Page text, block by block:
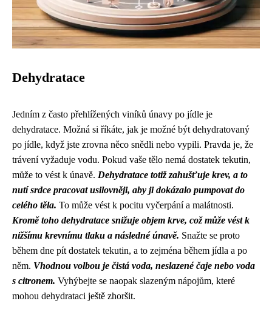
Dehydratace
Jedním z často přehlížených viníků únavy po jídle je
dehydratace. Možná si říkáte, jak je možné být dehydratovaný
po jídle, když jste zrovna něco snědli nebo vypili. Pravda je, že
trávení vyžaduje vodu. Pokud vaše tělo nemá dostatek tekutin,
může to vést k únavě. Dehydratace totiž zahušťuje krev, a to
nutí srdce pracovat usilovněji, aby ji dokázalo pumpovat do
celého těla. To může vést k pocitu vyčerpání a malátnosti.
Kromě toho dehydratace snižuje objem krve, což může vést k
nižšímu krevnímu tlaku a následné únavě. Snažte se proto
během dne pít dostatek tekutin, a to zejména během jídla a po
něm. Vhodnou volbou je čistá voda, neslazené čaje nebo voda
s citronem. Vyhýbejte se naopak slazeným nápojům, které
mohou dehydrataci ještě zhoršit.